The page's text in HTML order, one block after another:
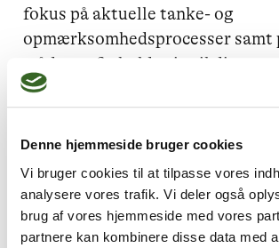
Denne hjemmeside bruger cookies
Vi bruger cookies til at tilpasse vores
analysere vores trafik. Vi deler også
brug af vores hjemmeside med vores
partnere kan kombinere disse data med
fokus på aktuelle tanke- og
opmærksomhedsprocesser samt
måder at forholde sig til disse.
Jeg kan hjælpe dig
Angst, Depression,